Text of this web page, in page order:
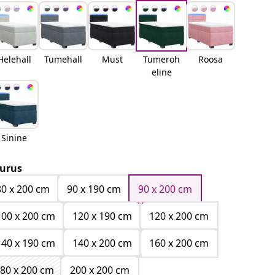
Tumehall Must
Tumeroh
eline
Roosa
Sinine
x 200 cm
90 x 190 cm
90 x 200 cm
x 200 cm
120 x 190 cm
120 x 200 cm
x 190 cm
140 x 200 cm
160 x 200 cm
x 200 cm
200 x 200 cm